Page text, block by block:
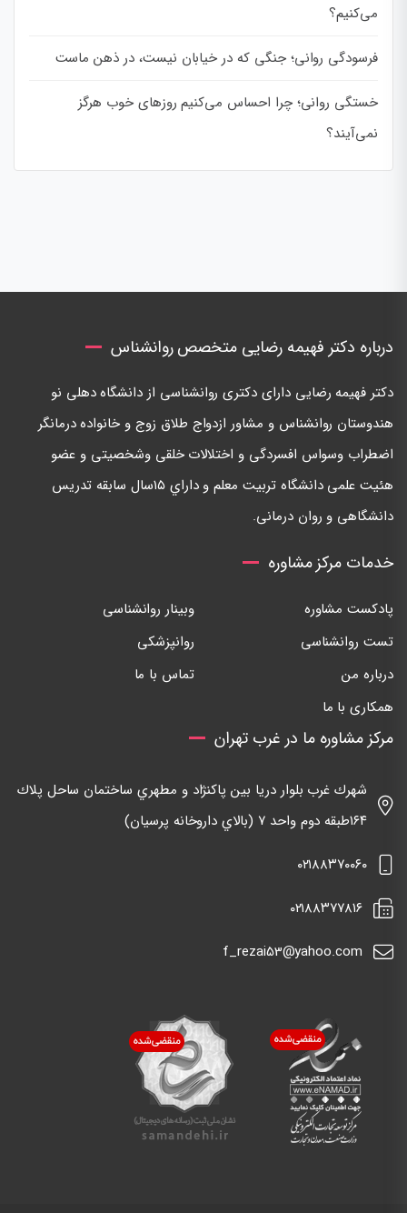
می‌کنیم؟
فرسودگی روانی؛ جنگی که در خیابان نیست، در ذهن ماست
خستگی روانی؛ چرا احساس می‌کنیم روزهای خوب هرگز
نمی‌آیند؟
درباره دکتر فهیمه رضایی متخصص روانشناس
دكتر فهيمه رضايی دارای دكتری روانشناسی از دانشگاه دهلی نو
هندوستان روانشناس و مشاور ازدواج طلاق زوج و خانواده درمانگر
اضطراب وسواس افسردگی و اختلالات خلقی وشخصيتی و عضو
هئيت علمی دانشگاه تربيت معلم و داراي ١٥سال سابقه تدريس
دانشگاهی و روان درمانی.
خدمات مرکز مشاوره
پادکست مشاوره
وبینار روانشناسی
تست روانشناسی
روانپزشکی
درباره من
تماس با ما
همکاری با ما
مرکز مشاوره ما در غرب تهران
شهرك غرب بلوار دريا بين پاكنژاد و مطهري ساختمان ساحل پلاك
١٦٤طبقه دوم واحد ٧ (بالاي داروخانه پرسيان)
٠٢١٨٨٣٧٠٠٦٠
٠٢١٨٨٣٧٧٨١٦
f_rezai53@yahoo.com